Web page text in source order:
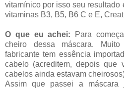
vitamínico por isso seu resultado
vitaminas B3, B5, B6 C e E,
O que eu achei: Para
cheiro dessa máscara.
fabricante tem essência
cabelo (acreditem, depois que
cabelos ainda estavam
Assim que passei a